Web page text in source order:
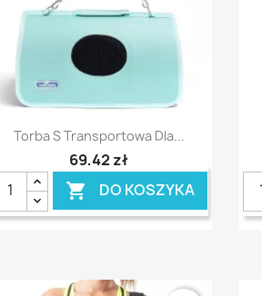
Szybki podgląd
Torba S Transportowa Dla...
69,42 zł
 DO KOSZYKA